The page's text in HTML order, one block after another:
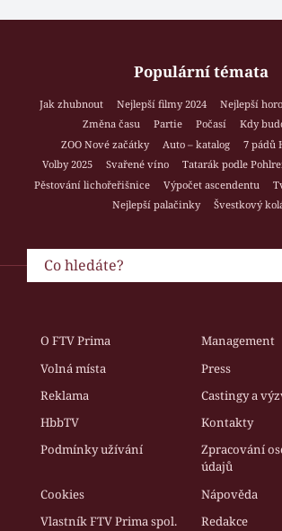
Populární témata
Jak zhubnout Nejlepší filmy 2024 Nejlepší
Změna času
Partie Počasí
Kdy
ZOO Nové začátky
Auto – katalog
7 pádů
Volby 2025
Svařené víno Tatarák podle
Pěstování lichořeřišnice
Výpočet ascendentu
Nejlepší palačinky
Švestkový
O FTV Prima
Management
Volná místa
Press
Reklama
Castingy a
HbbTV
Kontakty
Podmínky užívání
Zpracování
údajů
Cookies
Nápověda
Vlastník FTV Prima spol.
Redakce